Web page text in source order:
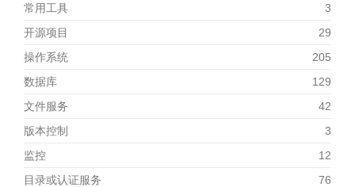
常用工具
3
开源项目
29
操作系统
205
数据库
129
文件服务
42
版本控制
3
监控
12
目录或认证服务
76